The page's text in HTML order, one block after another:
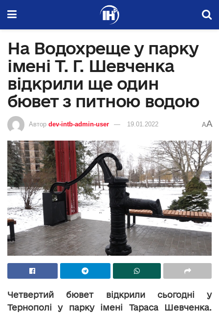
На Водохреще у парку
імені Т. Г. Шевченка
відкрили ще один
бювет з питною водою
Автор dev-intb-admin-user 19.01.2022 AA
Четвертий бювет відкрили сьогодні у
Тернополі у парку імені Тараса Шевченка.